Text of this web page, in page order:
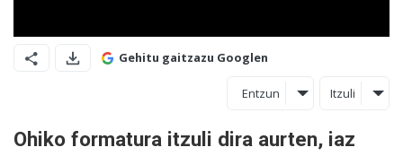
Gehitu gaitzazu Googlen
Entzun Itzuli
Ohiko formatura itzuli dira aurten, iaz